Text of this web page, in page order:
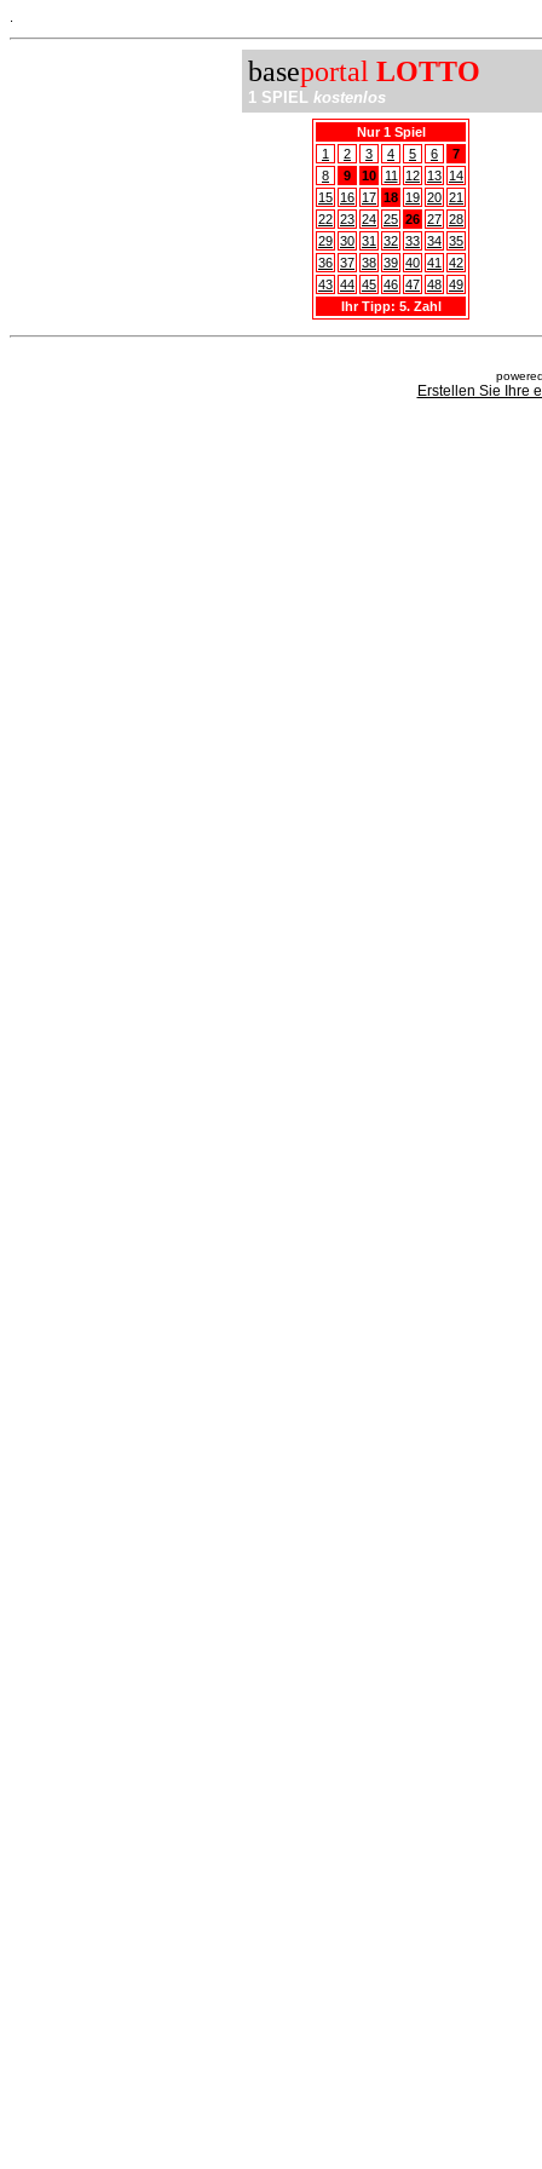
baseportal LOTTO
1 SPIEL kostenlos
Nur 1 Spiel
1
2 3 4 5 6
7
8
9 10 11 12 13 14
15 16 17 18 19 20 21
22 23 24 25 26 27 28
29 30 31 32 33 34 35
36 37 38 39 40 41
42
43 44 45 46 47 48 49
Ihr Tipp: 5. Zahl
Erstellen Sie Ihre